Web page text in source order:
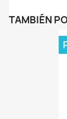
TAMBIÉN